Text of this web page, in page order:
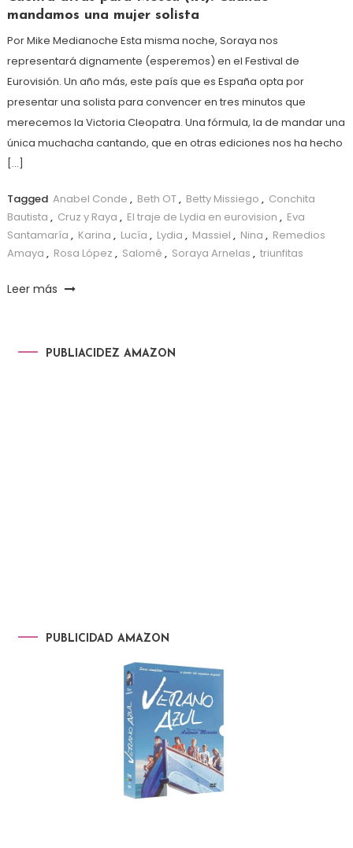
mandamos una mujer solista
Por Mike Medianoche Esta misma noche, Soraya nos
representará dignamente (esperemos) en el Festival de
Eurovisión. Un año más, este país que es España opta por
presentar una solista para convencer en tres minutos que
merecemos la Victoria Cleopatra. Una fórmula, la de mandar una
única muchacha cantando, que en otras ediciones nos ha hecho
[…]
Tagged Anabel Conde , Beth OT, Betty Missiego , Conchita
Bautista , Cruz y Raya , El traje de Lydia en eurovision , Eva
Santamaría , Karina , Lucía , Lydia , Massiel , Nina , Remedios
Amaya , Rosa López , Salomé , Soraya Arnelas , triunfitas
Leer más
PUBLIACIDEZ AMAZON
PUBLICIDAD AMAZON